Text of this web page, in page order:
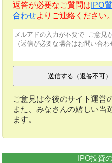
返答が必要なご質問は IPO
合わせよりご連絡ください。
ご意見は今後のサイト運営
また、みなさんの嬉しい当
ます。
IPO投資